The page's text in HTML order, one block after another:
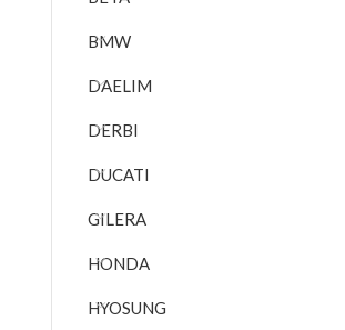
BMW
DAELIM
DERBI
DUCATI
GILERA
HONDA
HYOSUNG